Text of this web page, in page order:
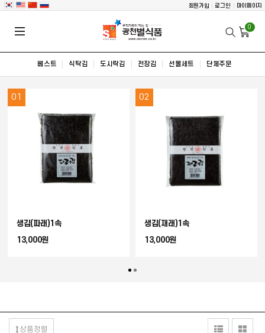
회원가입 로그인 마이페이지
0
베스트 식탁김 도시락김 전장김 선물세트 단체주문
01
생김(파래)1속
13,000원
02
생김(재래)1속
13,000원
상품정렬